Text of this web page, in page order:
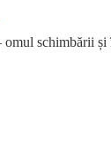
omul schimbării